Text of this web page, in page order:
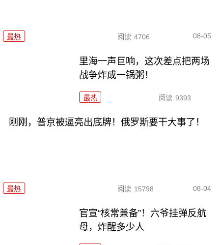
最热 阅读 4706 08-05
里海一声巨响，这次差点把两场
战争炸成一锅粥！
最热 阅读 9393
刚刚，普京被逼亮出底牌！俄罗斯要干大事了！
最热 阅读 15798 08-04
官宣“核常兼备”！六爷挂弹反航
母，炸醒多少人